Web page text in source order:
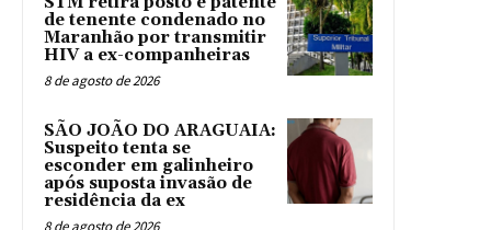
de tenente condenado no
Maranhão por transmitir
HIV a ex-companheiras
8 de agosto de 2026
SÃO JOÃO DO ARAGUAIA:
Suspeito tenta se
esconder em galinheiro
após suposta invasão de
residência da ex
8 de agosto de 2026